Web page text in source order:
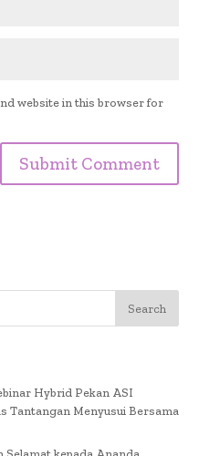
website in this browser for
Hybrid Pekan ASI
Tantangan Menyusui Bersama